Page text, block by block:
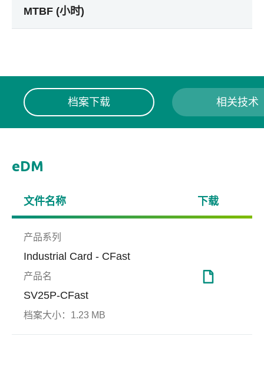
MTBF (小时)
档案下载 相关技术
eDM
文件名称 下载
产品系列
Industrial Card - CFast
产品名
SV25P-CFast
档案大小： 1.23 MB
DataRAID™
工厂自动化